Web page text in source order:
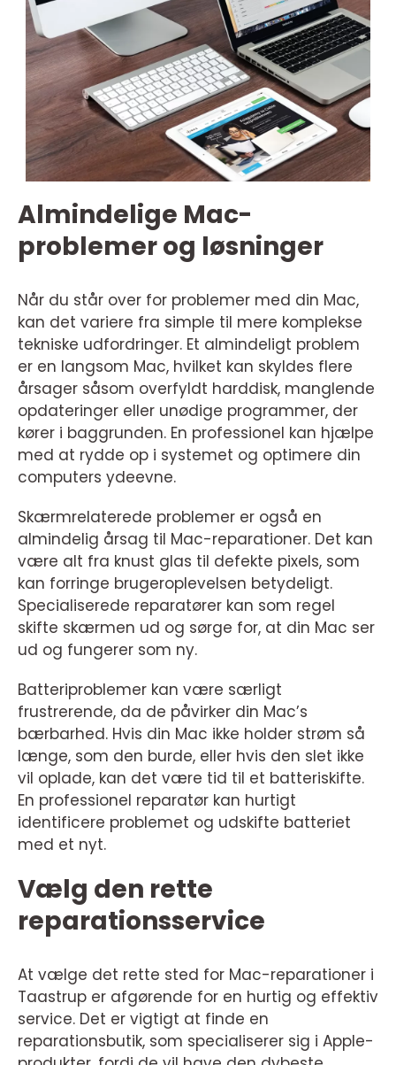
Almindelige Mac-
problemer og løsninger
Når du står over for problemer med din Mac,
kan det variere fra simple til mere komplekse
tekniske udfordringer. Et almindeligt problem
er en langsom Mac, hvilket kan skyldes flere
årsager såsom overfyldt harddisk, manglende
opdateringer eller unødige programmer, der
kører i baggrunden. En professionel kan hjælpe
med at rydde op i systemet og optimere din
computers ydeevne.
Skærmrelaterede problemer er også en
almindelig årsag til Mac-reparationer. Det kan
være alt fra knust glas til defekte pixels, som
kan forringe brugeroplevelsen betydeligt.
Specialiserede reparatører kan som regel
skifte skærmen ud og sørge for, at din Mac ser
ud og fungerer som ny.
Batteriproblemer kan være særligt
frustrerende, da de påvirker din Mac’s
bærbarhed. Hvis din Mac ikke holder strøm så
længe, som den burde, eller hvis den slet ikke
vil oplade, kan det være tid til et batteriskifte.
En professionel reparatør kan hurtigt
identificere problemet og udskifte batteriet
med et nyt.
Vælg den rette
reparationsservice
At vælge det rette sted for Mac-reparationer i
Taastrup er afgørende for en hurtig og effektiv
service. Det er vigtigt at finde en
reparationsbutik, som specialiserer sig i Apple-